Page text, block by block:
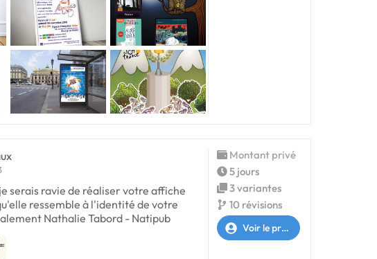
serais ravie de réaliser votre affiche
ressemble à l'identité de votre
Nathalie Tabord - Natipub
Montant privé
5 jours
3 variantes
10 révisions
Voir le profil